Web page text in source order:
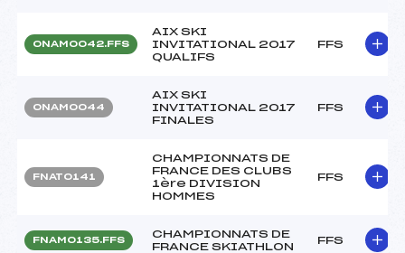
ONAM0042.FFS
AIX SKI
INVITATIONAL 2017
QUALIFS
FFS
ONAM0044
AIX SKI
INVITATIONAL 2017
FINALES
FFS
FNAT0141
CHAMPIONNATS DE
FRANCE DES CLUBS
1ère DIVISION
HOMMES
FFS
FNAM0135.FFS
CHAMPIONNATS DE
FRANCE SKIATHLON
FFS